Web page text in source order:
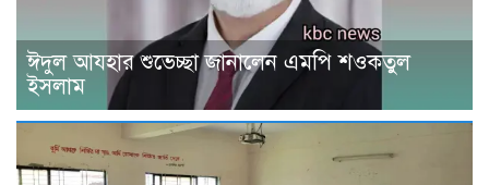
ঈদুল আযহার শুভেচ্ছা জানালেন এমপি শওকতুল
ইসলাম